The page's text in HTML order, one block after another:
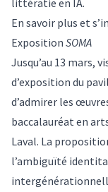
En savoir plus et
Exposition SOMA
Jusqu’au 13 mars,
d’exposition du
d’admirer les
baccalauréat en
Laval. La
l’ambiguïté